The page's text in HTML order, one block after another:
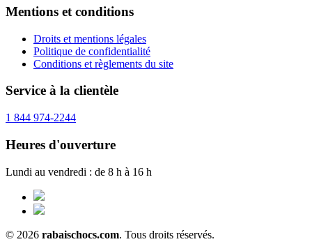
Mentions et conditions
Droits et mentions légales
Politique de confidentialité
Conditions et règlements du site
Service à la clientèle
1 844 974-2244
Heures d'ouverture
Lundi au vendredi : de 8 h à 16 h
© 2026 rabaischocs.com. Tous droits réservés.